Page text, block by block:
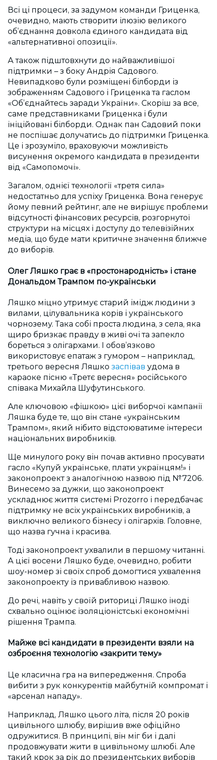
Всі ці процеси, за задумом команди Гриценка,
очевидно, мають створити ілюзію великого
об’єднання довкола єдиного кандидата від
«альтернативної опозиції».
А також підштовхнути до найважливішої
підтримки – з боку Андрія Садового.
Невипадково були розміщені білборди із
зображенням Садового і Гриценка та гаслом
«Об’єднайтесь заради України». Скоріш за все,
саме представниками Гриценка і були
ініційовані білборди. Однак пан Садовий поки
не поспішає долучатись до підтримки Гриценка.
Це і зрозуміло, враховуючи можливість
висунення окремого кандидата в президенти
від «Самопомочі».
Загалом, однієї технології «третя сила»
недостатньо для успіху Гриценка. Вона генерує
йому певний рейтинг, але не вирішує проблеми
відсутності фінансових ресурсів, розгорнутої
структури на місцях і доступу до телевізійних
медіа, що буде мати критичне значення ближче
до виборів.
Олег Ляшко грає в «простонародність» і стане
Дональдом Трампом по-українськи
Ляшко міцно утримує старий імідж людини з
вилами, цілувальника корів і українського
чорнозему. Така собі проста людина, з села, яка
щиро бризкає правду в живі очі та запекло
бореться з олігархами. І обов’язково
використовує епатаж з гумором – наприклад,
третього вересня Ляшко заспівав удома в
караоке пісню «Третє вересня» російського
співака Михайла Шуфутинського.
Але ключовою «фішкою» цієї виборчої кампанії
Ляшка буде те, що він стане «українським
Трампом», який нібито відстоюватиме інтереси
національних виробників.
Ще минулого року він почав активно просувати
гасло «Купуй українське, плати українцям!» і
законопроект з аналогічною назвою під №7206.
Винесемо за дужки, що законопроект
ускладнює життя системі Prozorro і передбачає
підтримку не всіх українських виробників, а
виключно великого бізнесу і олігархів. Головне,
що назва гучна і красива.
Тоді законопроект ухвалили в першому читанні.
А цієї восени Ляшко буде, очевидно, робити
шоу-номер зі своїх спроб домогтися ухвалення
законопроекту із привабливою назвою.
До речі, навіть у своїй риториці Ляшко іноді
схвально оцінює ізоляціоністські економічні
рішення Трампа.
Майже всі кандидати в президенти взяли на
озброєння технологію «закрити тему»
Це класична гра на випередження. Спроба
вибити з рук конкурентів майбутній компромат і
«арсенал нападу».
Наприклад, Ляшко цього літа, після 20 років
цивільного шлюбу, вирішив вже офіційно
одружитися. В принципі, він міг би і далі
продовжувати жити в цивільному шлюбі. Але
такий крок за рік до президентських виборів